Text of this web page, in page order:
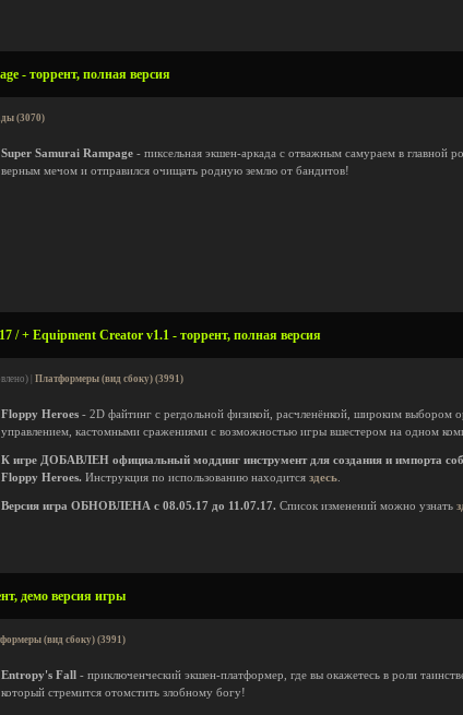
- торрент, полная версия
(3070)
Super Samurai Rampage - пиксельная экшен-аркада с отважным самураем в главной
верным мечом и отправился очищать родную землю от бандитов!
/ + Equipment Creator v1.1 - торрент, полная версия
| Платформеры (вид сбоку) (3991)
Floppy Heroes - 2D файтинг с регдольной физикой, расчленёнкой, широким выбором
управлением, кастомными сражениями с возможностью игры вшестером на одном
К игре ДОБАВЛЕН официальный моддинг инструмент для создания и импорта
Floppy Heroes. Инструкция по использованию находится здесь
Версия игра ОБНОВЛЕНА с 08.05.17 до 11.07.17. Список изменений можно узнать
демо версия игры
(вид сбоку) (3991)
Entropy's Fall - приключенческий экшен-платформер, где вы окажетесь в роли
который стремится отомстить злобному богу!